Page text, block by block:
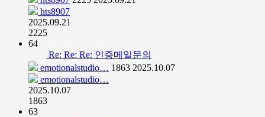
hts8907
2025.09.21
2225
64
Re: Re: Re: 인증메일문의
emotionalstudio… 1863 2025.10.07
emotionalstudio…
2025.10.07
1863
63